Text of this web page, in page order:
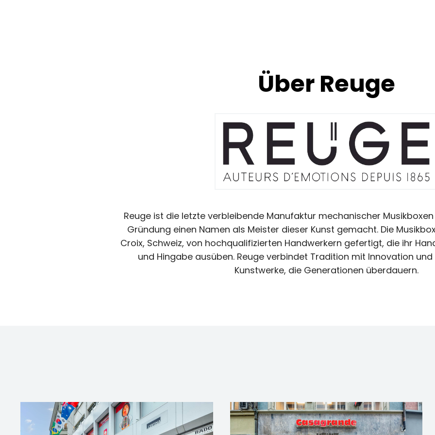
Über Reuge
Reuge ist die letzte verbleibende Manufaktur mechanischer
Gründung einen Namen als Meister dieser Kunst gemacht. Die
Croix, Schweiz, von hochqualifizierten Handwerkern gefertigt, die ihr
und Hingabe ausüben. Reuge verbindet Tradition mit Innovation
Kunstwerke, die Generationen überdauern.